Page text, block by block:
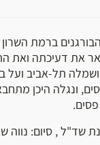
ברמת
את דעיכתה ואת
תל-אביב ועל
ונגלה היכן
שד"ל , סיום: נווה